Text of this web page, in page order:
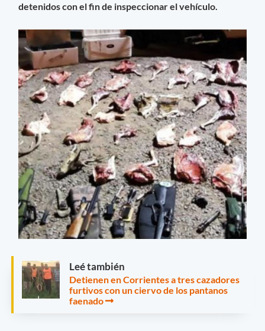
detenidos con el fin de inspeccionar el vehículo.
Leé también
Detienen en Corrientes a tres cazadores
furtivos con un ciervo de los pantanos
faenado